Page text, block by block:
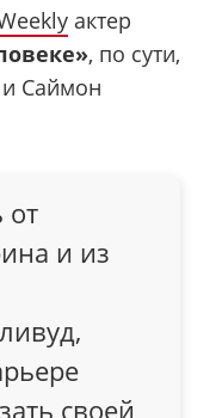
актер
, по сути,
и Саймон
от
и из
своей